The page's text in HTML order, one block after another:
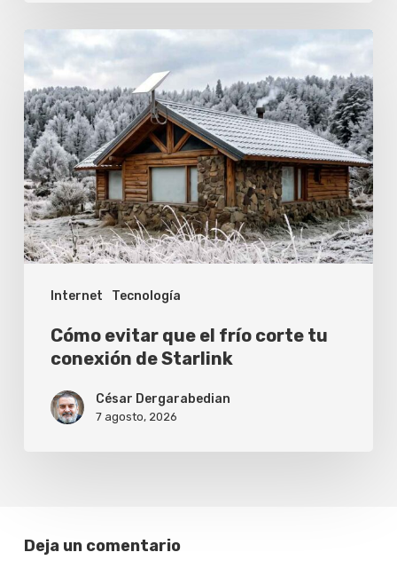
Internet Tecnología
evitar
que
el
frío
corte
tu
conexión
de
Starlink
Cómo evitar que el frío corte tu
conexión de Starlink
César Dergarabedian
7 agosto, 2026
Deja un comentario